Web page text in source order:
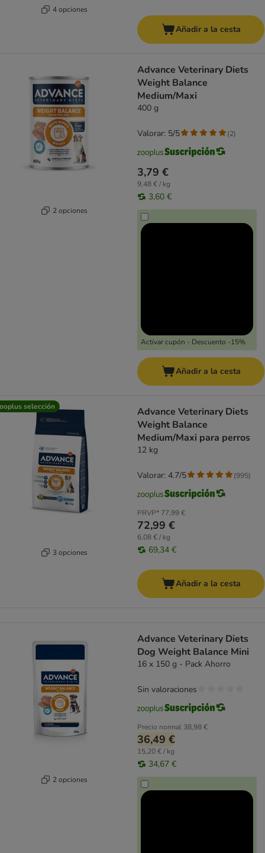
4 opciones
Añadir a la cesta
2 opciones
Advance Veterinary Diets
Weight Balance
Medium/Maxi
400 g
3,79 €
9,48 € / kg
3,60 €
Activar cupón - Descuento -15%
Valorar: 5/5 (2)
Añadir a la cesta
selección
3 opciones
Advance Veterinary Diets
Weight Balance
Medium/Maxi para perros
12 kg
PRVP* 77,99 €
72,99 €
6,08 € / kg
69,34 €
Valorar: 4.7/5 (995)
Añadir a la cesta
2 opciones
Advance Veterinary Diets
Dog Weight Balance Mini
16 x 150 g - Pack Ahorro
Precio normal 38,98 €
36,49 €
15,20 € / kg
34,67 €
Sin valoraciones